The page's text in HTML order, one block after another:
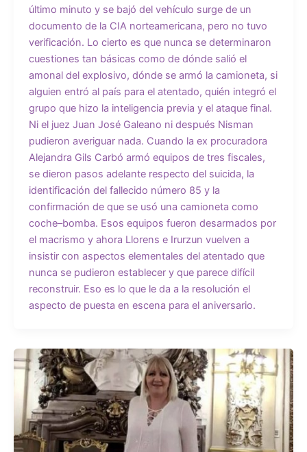
último minuto y se bajó del vehículo surge de un
documento de la CIA norteamericana, pero no tuvo
verificación. Lo cierto es que nunca se determinaron
cuestiones tan básicas como de dónde salió el
amonal del explosivo, dónde se armó la camioneta, si
alguien entró al país para el atentado, quién integró el
grupo que hizo la inteligencia previa y el ataque final.
Ni el juez Juan José Galeano ni después Nisman
pudieron averiguar nada. Cuando la ex procuradora
Alejandra Gils Carbó armó equipos de tres fiscales,
se dieron pasos adelante respecto del suicida, la
identificación del fallecido número 85 y la
confirmación de que se usó una camioneta como
coche–bomba. Esos equipos fueron desarmados por
el macrismo y ahora Llorens e Irurzun vuelven a
insistir con aspectos elementales del atentado que
nunca se pudieron establecer y que parece difícil
reconstruir. Eso es lo que le da a la resolución el
aspecto de puesta en escena para el aniversario.